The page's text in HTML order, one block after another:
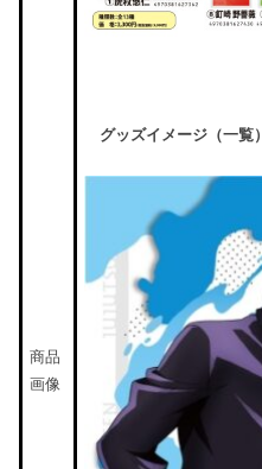
商品
画像
グッズイメージ（一覧）